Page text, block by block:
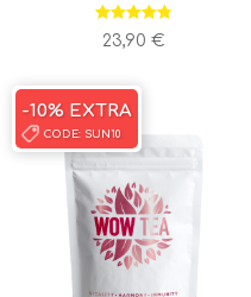
Ocjenjeno
4.80od 5
23,90 €
-10% EXTRA
CODE: SUN10